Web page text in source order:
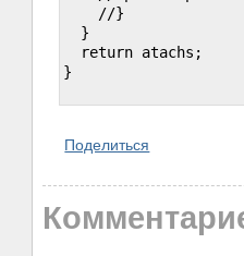
    //}
  }
  return atachs;
}
Поделиться